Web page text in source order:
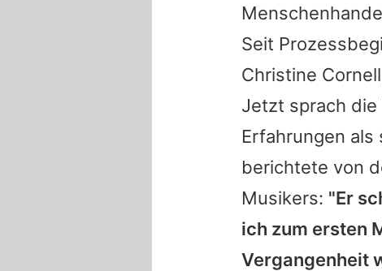
Seit
Christine
Jetzt sprach
Erfahrungen
berichtete von
Musikers: "Er
ich zum ersten
Vergangenheit